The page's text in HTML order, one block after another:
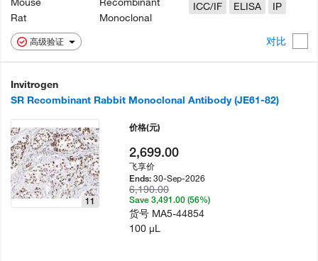
高级验证 对比
Rat
Monoclonal
ICC/IF
ELISA IP
Invitrogen
SR Recombinant Rabbit Monoclonal Antibody (JE61-82)
11
价格(元)
2,699.00
飞享价
Ends:30-Sep-2026
6,190.00
Save 3,491.00 (56%)
货号 MA5-44854
100 µL